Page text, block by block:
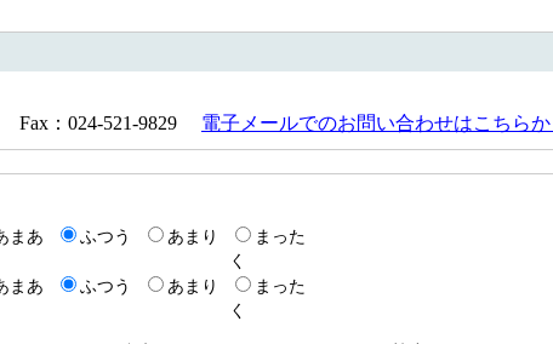
Fax：024-521-9829 電子メールでのお問い合わせはこちら
まあ ふつう あまり
まった
く
まあ ふつう あまり
まった
く